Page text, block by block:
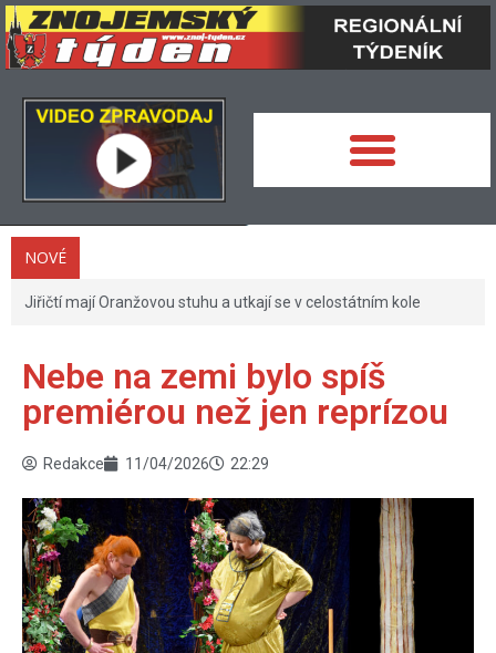
NOVÉ
Jiřičtí mají Oranžovou stuhu a utkají se v celostátním kole
Nebe na zemi bylo spíš
premiérou než jen reprízou
Redakce 11/04/2026 22:29